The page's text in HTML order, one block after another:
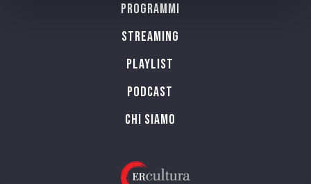
Programmi
Streaming
Playlist
PODCAST
Chi siamo